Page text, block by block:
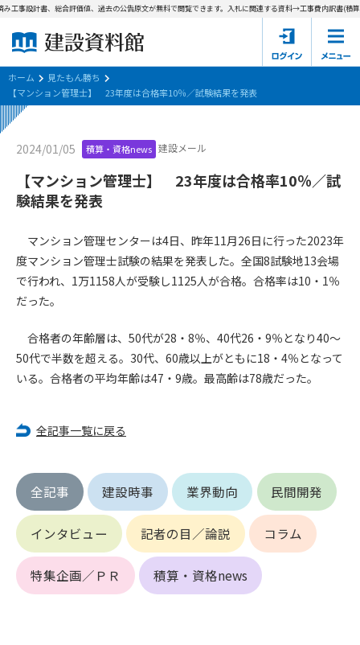
建設資料館とは
東京都の入札資料
国土交通省の入札資料
見たもん勝ち
会員登録について
サポーター会員一覧
事設計書、総合評価値、過去の公告原文が無料で閲覧できます。入札に関連する資料→工事費内訳書(積算
ホーム
見たもん勝ち
【マンション管理士】 23年度は合格率10％／試験結果を発表
2024/01/05 積算・資格news 建設メール
【マンション管理士】 23年度は合格率10％／試
験結果を発表
マンション管理センターは4日、昨年11月26日に行った2023年
度マンション管理士試験の結果を発表した。全国8試験地13会場
で行われ、1万1158人が受験し1125人が合格。合格率は10・1％
だった。
合格者の年齢層は、50代が28・8％、40代26・9％となり40～
50代で半数を超える。30代、60歳以上がともに18・4％となって
いる。合格者の平均年齢は47・9歳。最高齢は78歳だった。
全記事一覧に戻る
全記事 建設時事 業界動向 民間開発
インタビュー 記者の目／論説 コラム
特集企画／ＰＲ 積算・資格news
第1条（規約の目的）
会員サービスの利用条件等について定めるものです。
2. 管理者が建設資料館WEB上で随時掲載するルールは本規約の
一部を構成するものとします。
第2条（規約の変更）
あります。変更内容は、建設資料館WEB上に表示した時点で直
ちに全ての会員が了承したものとみなします。
後、管理者がこれを承認した者をいいます。
1. 管理者は前条により審査の結果、会員申込みをした者が以下
の何れかの項目に該当することがわかった場合、その者の会
員としての権限を承認しないことがあります。
(1) 会員申し込みをした者が実在しなかった場合
(2) 本規約に違反した場合/li>
(3) 会員申し込みの際、申告事項に虚偽があった場合
(4) 会員申込者が管理者所定の手続き通りに会員申込手続き処